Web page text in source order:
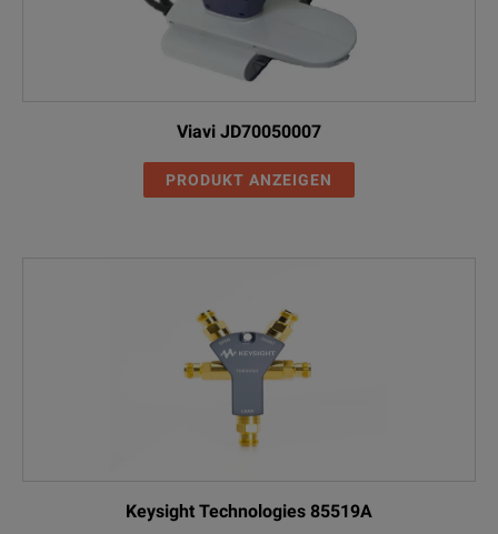
Viavi JD70050007
PRODUKT ANZEIGEN
Keysight Technologies 85519A